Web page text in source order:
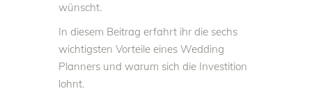
wünscht.
In diesem Beitrag erfahrt ihr die sechs
wichtigsten Vorteile eines Wedding
Planners und warum sich die Investition
lohnt.